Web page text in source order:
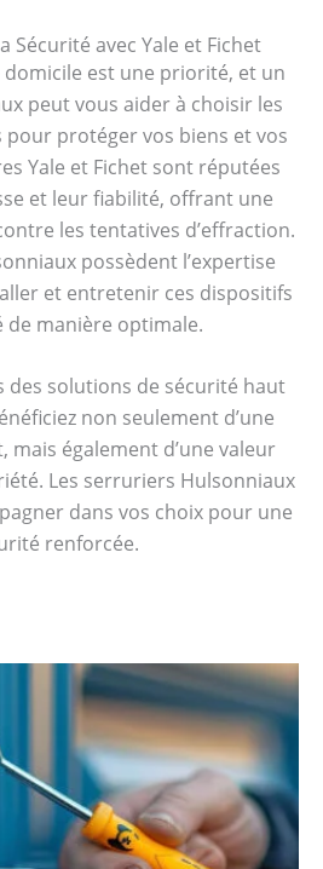
Sécurité avec Yale et Fichet
est une priorité, et un
peut vous aider à choisir les
protéger vos biens et vos
Yale et Fichet sont réputées
et leur fiabilité, offrant une
les tentatives d’effraction.
possèdent l’expertise
et entretenir ces dispositifs
de manière optimale.
des solutions de sécurité haut
non seulement d’une
mais également d’une valeur
Les serruriers Hulsonniaux
dans vos choix pour une
renforcée.